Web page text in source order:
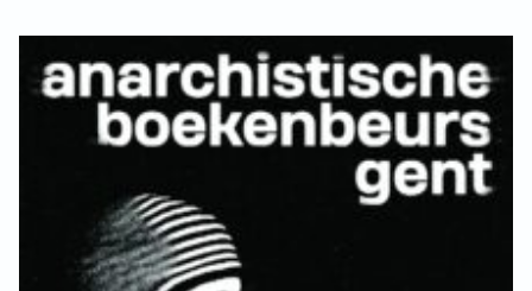
GROEPEN
ANARCHISTISCHE GROEP A’DAM
ANARCHISTISCH COLLECTIEF ANTWERPEN
ANARCHISTISCH COLLECTIEF BRUGGE
Benefiet
Concert
Discussie